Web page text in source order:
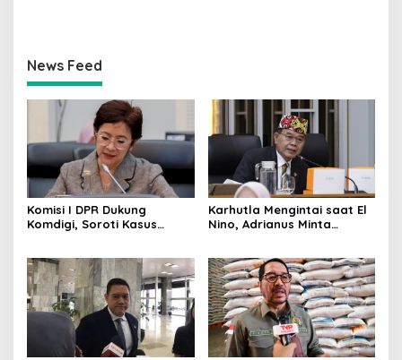
News Feed
Komisi I DPR Dukung
Komdigi, Soroti Kasus
Karhutla Mengintai saat El
Nino, Adrianus Minta